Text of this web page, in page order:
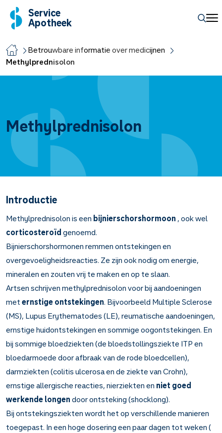
Service
Apotheek
Betrouwbare informatie over medicijnen
Methylprednisolon
Methylprednisolon
Introductie
Methylprednisolon is een bijnierschorshormoon , ook wel
corticosteroïdgenoemd.
Bijnierschorshormonen remmen ontstekingen en
overgevoeligheidsreacties. Ze zijn ook nodig om energie,
mineralen en zouten vrij te maken en op te slaan.
Artsen schrijven methylprednisolon voor bij aandoeningen
meternstige ontstekingen. Bijvoorbeeld Multiple Sclerose
(MS), Lupus Erythematodes (LE), reumatische aandoeningen,
ernstige huidontstekingen en sommige oogontstekingen. En
bij sommige bloedziekten (de bloedstollingsziekte ITP en
bloedarmoede door afbraak van de rode bloedcellen),
darmziekten (colitis ulcerosa en de ziekte van Crohn),
ernstige allergische reacties, nierziekten en niet goed
werkende longendoor ontsteking (shocklong).
Bij ontstekingsziekten wordt het op verschillende manieren
toegepast. In een hoge dosering een paar dagen tot weken (